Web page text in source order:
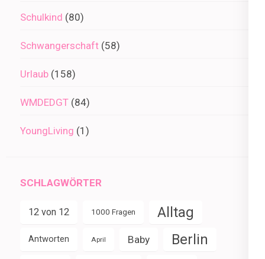
Schulkind (80)
Schwangerschaft (58)
Urlaub (158)
WMDEDGT (84)
YoungLiving (1)
SCHLAGWÖRTER
12 von 12 1000 Fragen Alltag
Antworten April Baby Berlin